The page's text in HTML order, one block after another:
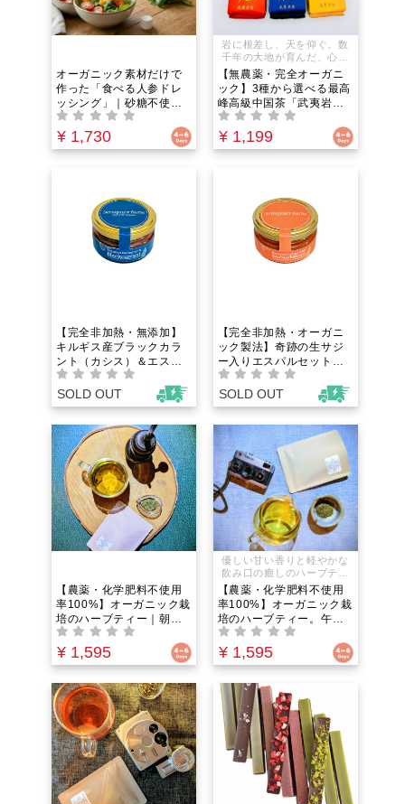
オーガニック素材だけで
作った「食べる人参ドレ
ッシング」｜砂糖不使
用・保存料無添加・化学
調味料ゼロなのに、野菜
嫌いの子どもがバクバク
で作る、知る人ぞ知る奇
跡の一本
¥ 1,730
岩に根差し、天を仰ぐ。数
千年の大地が育んだ、心身
を整える一滴。
【無農薬・完全オーガニ
ック】3種から選べる最高
峰高級中国茶「武夷岩
茶」｜ミネラル不足と冷
え性を根本ケア！温活と
デトックスを叶える飲む
¥ 1,199
【完全非加熱・無添加】
キルギス産ブラックカラ
ント（カシス）＆エスパ
ルセット生はちみつ｜夕
方のショボショボ目と眼
精疲労に！圧倒的なアン
でスマホ疲れと老け見え
を根本から防ぐ食べる美
容液
SOLD OUT
【完全非加熱・オーガニ
ック製法】奇跡の生サジ
ー入りエスパルセット生
はちみつ｜朝起きられな
い鉄分不足や慢性疲労
に！果実まるごと低温乾
ている無加工の食べるサ
プリで貧血や冷えを根本
ケア
SOLD OUT
【農薬・化学肥料不使用
率100%】オーガニック栽
培のハーブティー｜朝の
どんよりしただるさを吹
き飛ばす！朝の覚醒・ス
パイシーブレンド｜フェ
脳をクリアにし午前中の
集中力低下を防ぐ 8包入
¥ 1,595
優しい甘い香りと軽やかな
飲み口の癒しのハーブティ
ー
【農薬・化学肥料不使用
率100%】オーガニック栽
培のハーブティー。午後
の糖質リセットに。スイ
ートブレンド｜シュガー
フリーなのにステビアの
ーリーバジルが自律神経
を整え食欲を鎮める 8包
入り
¥ 1,595